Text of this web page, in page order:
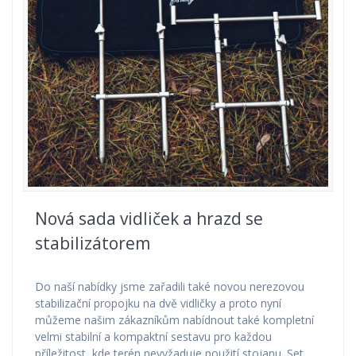
Nová sada vidliček a hrazd se
stabilizátorem
Do naší nabídky jsme zařadili také novou nerezovou
stabilizační propojku na dvě vidličky a proto nyní
můžeme našim zákazníkům nabídnout také kompletní
velmi stabilní a kompaktní sestavu pro každou